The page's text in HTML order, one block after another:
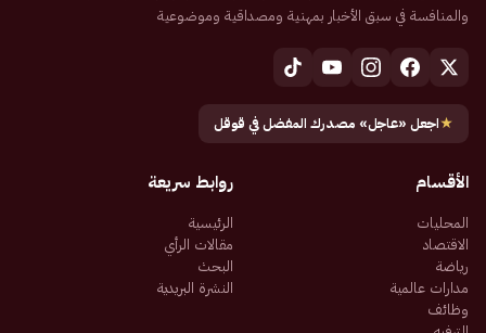
والمنافسة في سبق الأخبار بمهنية ومصداقية وموضوعية
★اجعل «عاجل» مصدرك المفضل في قوقل
الأقسام
المحليات
الاقتصاد
رياضة
مدارات عالمية
وظائف
روابط سريعة
الرئيسية
مقالات الرأي
البحث
النشرة البريدية